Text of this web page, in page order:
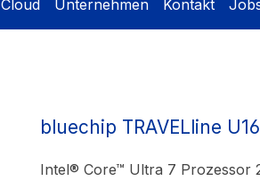
Cloud Unternehmen Kontakt
bluechip TRAVELline
Intel® Core™ Ultra 7 Prozessor